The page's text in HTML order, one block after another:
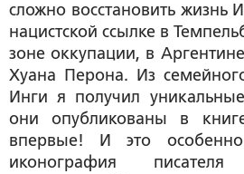
сложно восстановить жизнь
нацистской ссылке в
зоне оккупации, в
Хуана Перона. Из
Инги я получил
они опубликованы в
впервые! И это
иконография